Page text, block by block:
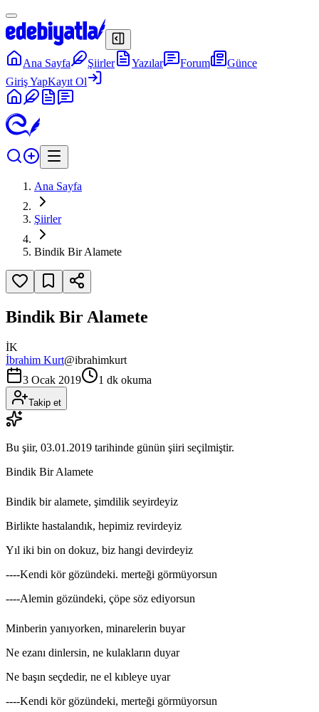
Ana Sayfa Şiirler Yazılar Forum
Günce
Giriş YapKayıt Ol
Ana Sayfa
Şiirler
Bindik Bir Alamete
Bindik Bir Alamete
İK
İbrahim Kurt@ibrahimkurt
3 Ocak 2019
1 dk okuma
Takip et
Bu şiir, 03.01.2019 tarihinde günün şiiri seçilmiştir.
Bindik Bir Alamete
Bindik bir alamete, şimdilik seyirdeyiz
Birlikte hastalandık, hepimiz revirdeyiz
Yıl iki bin on dokuz, biz hangi devirdeyiz
----Kendi kör gözündeki. merteği görmüyorsun
----Alemin gözündeki, çöpe söz ediyorsun
Minberin yanıyorken, minarelerin buyar
Ne ezanı dinlersin, ne kulakların duyar
Ne başın seçdedir, ne el kıbleye uyar
----Kendi kör gözündeki, merteği görmüyorsun